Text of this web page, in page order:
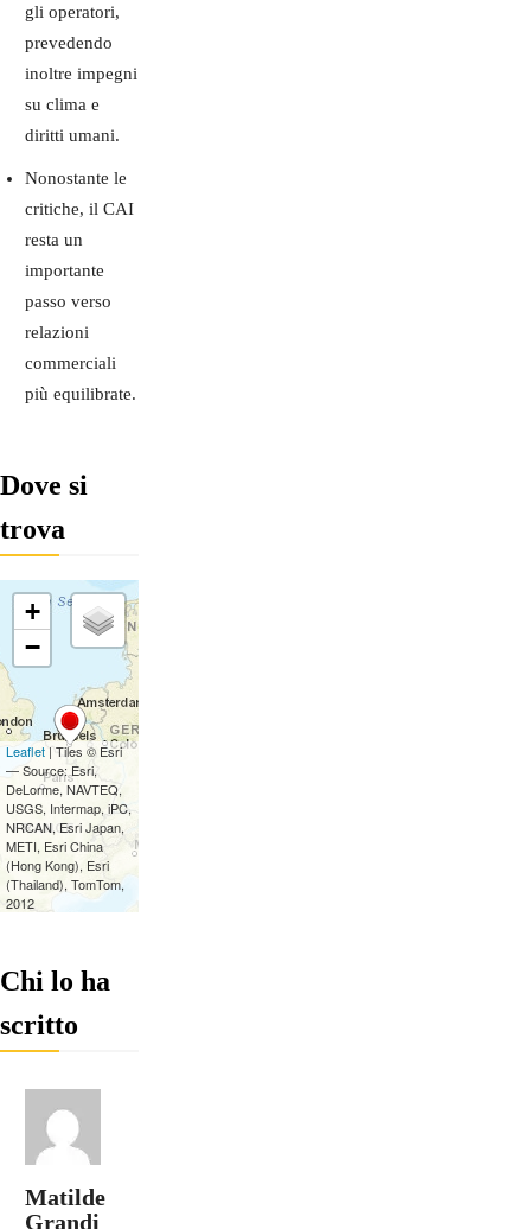
gli operatori,
prevedendo
inoltre impegni
su clima e
diritti umani.
Nonostante le
critiche, il CAI
resta un
importante
passo verso
relazioni
commerciali
più equilibrate.
Dove si
trova
Chi lo ha
scritto
Matilde
Grandi